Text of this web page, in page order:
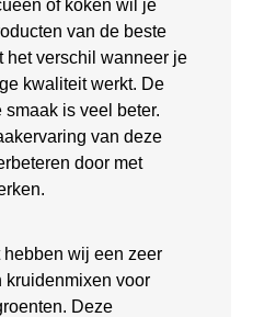
of koken wil je
van de beste
het verschil wanneer je
kwaliteit werkt. De
smaak is veel beter.
van deze
door met
wij een zeer
kruidenmixen voor
Deze